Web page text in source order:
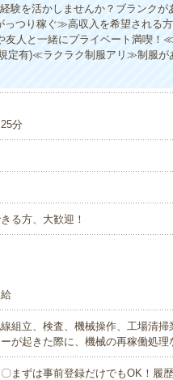
験を活かしませんか？ブランク
つり稼ぐ≫高収入を希望される
人と一緒にプライベート満喫！
定有)≪ラクラク制服アリ≫制服
分
る方、大歓迎！
組立、検査、機械操作、工場清
が起きた際に、機械の再稼働処
まずは事前登録だけでもOK！履